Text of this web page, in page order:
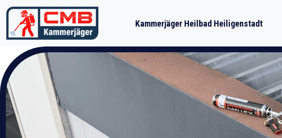
Zum Inhalt springen Kammerjäger Heilbad Heiligenstadt